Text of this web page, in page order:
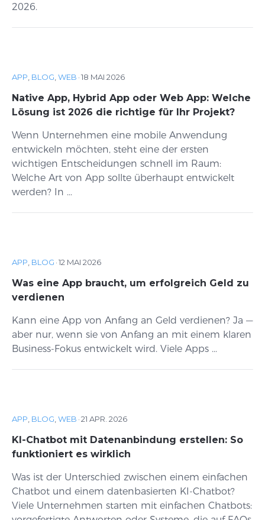
2026.
APP, BLOG,WEB ·18 MAI 2026
Native App, Hybrid App oder Web App: Welche
Lösung ist 2026 die richtige für Ihr Projekt?
Wenn Unternehmen eine mobile Anwendung
entwickeln möchten, steht eine der ersten
wichtigen Entscheidungen schnell im Raum:
Welche Art von App sollte überhaupt entwickelt
werden? In ...
APP, BLOG ·12 MAI 2026
Was eine App braucht, um erfolgreich Geld zu
verdienen
Kann eine App von Anfang an Geld verdienen? Ja —
aber nur, wenn sie von Anfang an mit einem klaren
Business-Fokus entwickelt wird. Viele Apps ...
APP, BLOG,WEB ·21 APR. 2026
KI-Chatbot mit Datenanbindung erstellen: So
funktioniert es wirklich
Was ist der Unterschied zwischen einem einfachen
Chatbot und einem datenbasierten KI-Chatbot?
Viele Unternehmen starten mit einfachen Chatbots: